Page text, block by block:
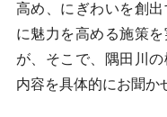
高め、にぎわいを創
に魅力を高める施策
が、そこで、隅田川
内容を具体的にお聞か